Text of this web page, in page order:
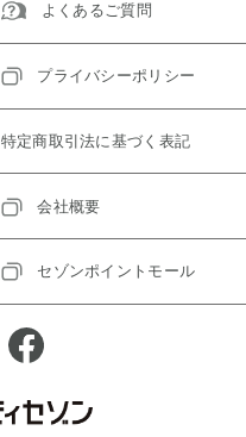
よくあるご質問
プライバシーポリシー
特定商取引法に基づく表記
会社概要
セゾンポイントモール